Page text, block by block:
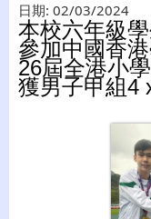
日期: 02/03/2024
本校六年級
參加中國香
26屆全港小
獲男子甲組4